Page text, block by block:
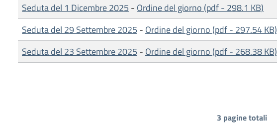
Seduta del 1 Dicembre 2025 - Ordine del giorno (pdf - 298.1 KB)
Seduta del 29 Settembre 2025 - Ordine del giorno (pdf - 297.54 KB)
Seduta del 23 Settembre 2025 - Ordine del giorno (pdf - 268.38 KB)
3 pagine totali